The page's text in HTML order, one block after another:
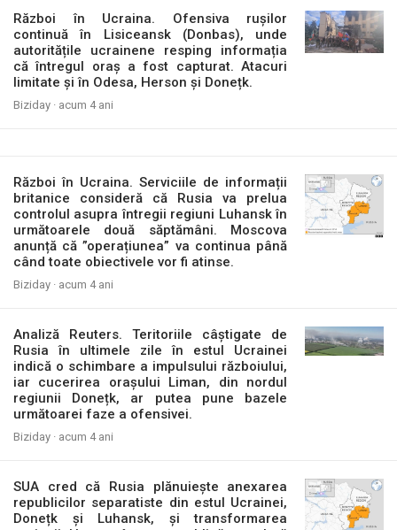
Război în Ucraina. Ofensiva rușilor
continuă în Lisiceansk (Donbas), unde
autoritățile ucrainene resping informația
că întregul oraș a fost capturat. Atacuri
limitate și în Odesa, Herson și Donețk.
Biziday · acum 4 ani
Război în Ucraina. Serviciile de informații
britanice consideră că Rusia va prelua
controlul asupra întregii regiuni Luhansk în
următoarele două săptămâni. Moscova
anunță că ”operațiunea” va continua până
când toate obiectivele vor fi atinse.
Biziday · acum 4 ani
Analiză Reuters. Teritoriile câștigate de
Rusia în ultimele zile în estul Ucrainei
indică o schimbare a impulsului războiului,
iar cucerirea orașului Liman, din nordul
regiunii Donețk, ar putea pune bazele
următoarei faze a ofensivei.
Biziday · acum 4 ani
SUA cred că Rusia plănuiește anexarea
republicilor separatiste din estul Ucrainei,
Donețk și Luhansk, și transformarea